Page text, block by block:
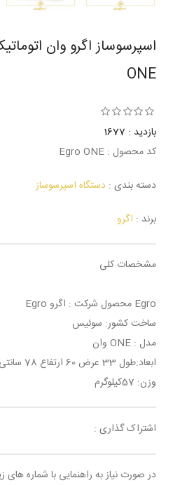
ONE
بازدید : 1677
کد محصول : Egro ONE
دسته بندی : دستگاه اسپرسوساز
برند : اگرو
مشخصات کلی
Egro محصول شرکت : اگرو Egro
ساخت کشور: سوئیس
مدل : ONE وان
ابعاد:طول 33 عرض 60 ارتفاع 78 سانتی متر
وزن: 57کیلوگرم
اشتراک گذاری :
در صورت نیاز به راهنمایی با شماره های